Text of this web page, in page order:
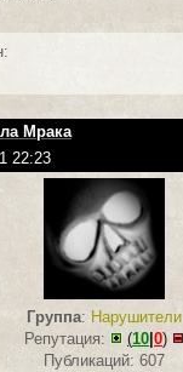
Мрака
22:23
Группа: Нарушители
Репутация:
(10|0)
Публикаций: 607